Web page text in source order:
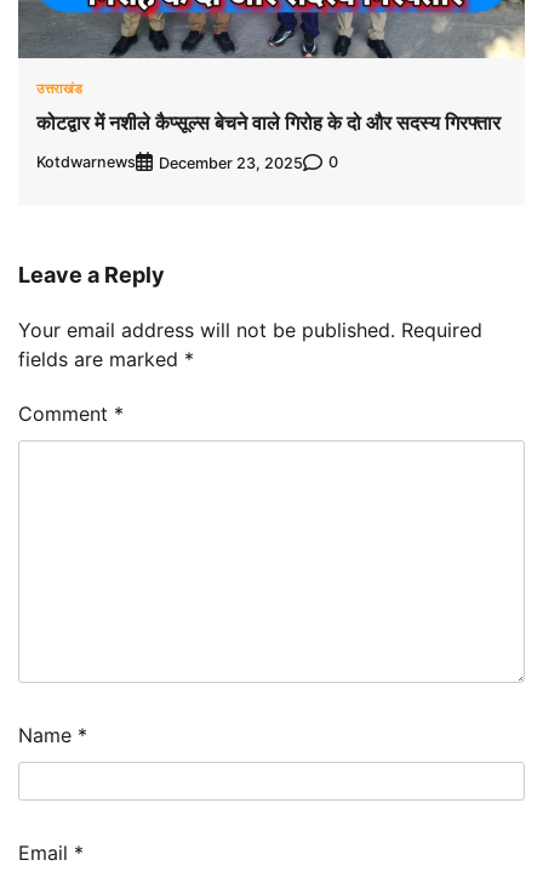
उत्तराखंड
कोटद्वार में नशीले कैप्सूल्स बेचने वाले गिरोह के दो और सदस्य गिरफ्तार
Kotdwarnews December 23, 2025 0
Leave a Reply
Your email address will not be published. Required
fields are marked *
Comment *
Name *
Email *